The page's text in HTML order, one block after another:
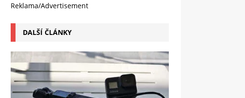
Reklama/Advertisement
DALŠÍ ČLÁNKY